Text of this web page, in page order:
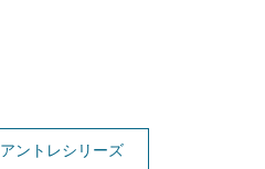
アントレシリーズ